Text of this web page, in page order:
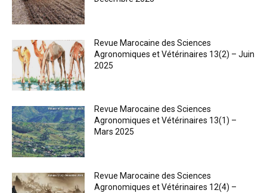
Revue Marocaine des Sciences
Agronomiques et Vétérinaires 13(2) – Juin
2025
Revue Marocaine des Sciences
Agronomiques et Vétérinaires 13(1) –
Mars 2025
Revue Marocaine des Sciences
Agronomiques et Vétérinaires 12(4) –